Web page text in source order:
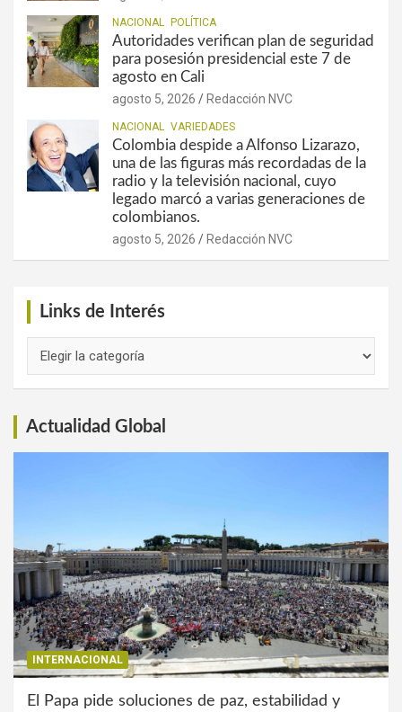
NACIONAL POLÍTICA
Autoridades verifican plan de seguridad
para posesión presidencial este 7 de
agosto en Cali
agosto 5, 2026 Redacción NVC
NACIONAL VARIEDADES
Colombia despide a Alfonso Lizarazo,
una de las figuras más recordadas de la
radio y la televisión nacional, cuyo
legado marcó a varias generaciones de
colombianos.
agosto 5, 2026 Redacción NVC
Links de Interés
Actualidad Global
INTERNACIONAL
El Papa pide soluciones de paz, estabilidad y